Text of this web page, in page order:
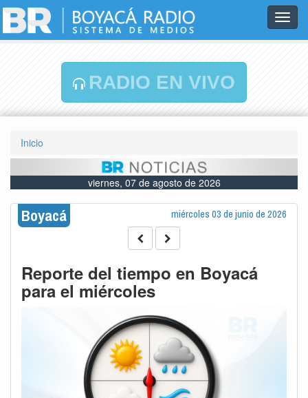
RADIO EN VIVO
Inicio
viernes, 07 de agosto de 2026
Boyacá miércoles 03 de junio de 2026
Reporte del tiempo en Boyacá
para el miércoles